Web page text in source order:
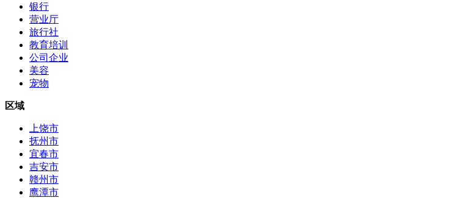
银行
营业厅
旅行社
教育培训
公司企业
美容
宠物
区域
上饶市
抚州市
宜春市
吉安市
赣州市
鹰潭市